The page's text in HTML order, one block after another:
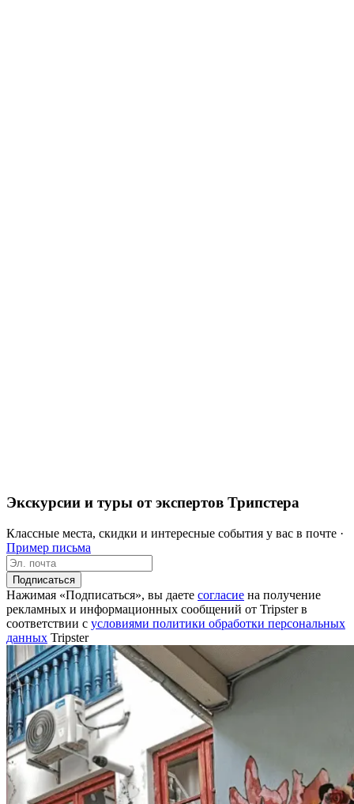
Экскурсии и туры от экспертов Трипстера
Классные места, скидки и интересные события у вас в почте ·
Пример письма
Подписаться
Нажимая «Подписаться», вы даете согласие на получение
рекламных и информационных сообщений от Tripster в
соответствии c условиями политики обработки персональных
данных Tripster